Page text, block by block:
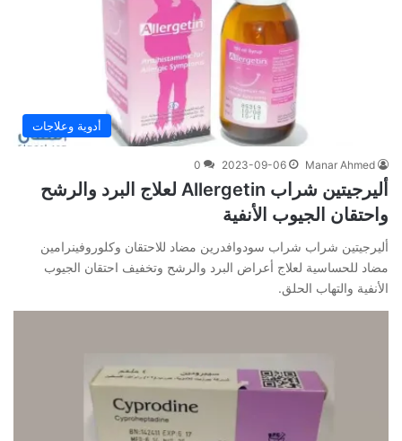
أدوية وعلاجات
Manar Ahmed
2023-09-06
0
أليرجيتين شراب Allergetin لعلاج البرد والرشح
واحتقان الجيوب الأنفية
أليرجيتين شراب شراب سودوافدرين مضاد للاحتقان وكلوروفينرامين
مضاد للحساسية لعلاج أعراض البرد والرشح وتخفيف احتقان الجيوب
الأنفية والتهاب الحلق.